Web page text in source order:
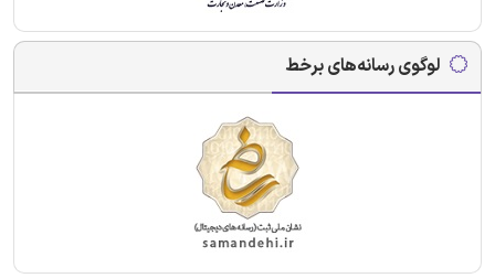
لوگوی رسانه‌های برخط